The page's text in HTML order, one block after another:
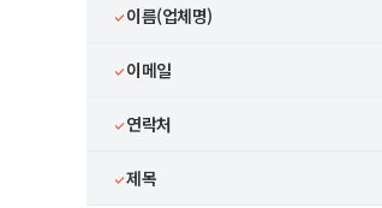
이름(업체명)
이메일
연락처
제목